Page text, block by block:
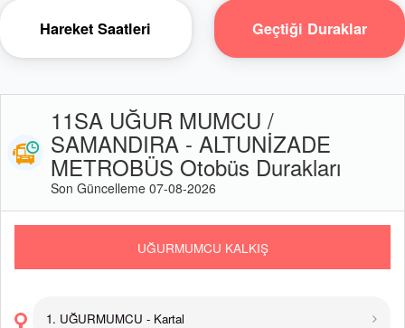
Hareket Saatleri Geçtiği Duraklar
11SA UĞUR MUMCU /
SAMANDIRA - ALTUNİZADE
METROBÜS Otobüs Durakları
Son Güncelleme 07-08-2026
UĞURMUMCU KALKIŞ
1. UĞURMUMCU - Kartal